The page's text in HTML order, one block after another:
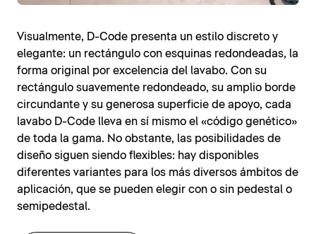
Visualmente, D-Code presenta un estilo discreto y
elegante: un rectángulo con esquinas redondeadas, la
forma original por excelencia del lavabo. Con su
rectángulo suavemente redondeado, su amplio borde
circundante y su generosa superficie de apoyo, cada
lavabo D-Code lleva en sí mismo el «código genético»
de toda la gama. No obstante, las posibilidades de
diseño siguen siendo flexibles: hay disponibles
diferentes variantes para los más diversos ámbitos de
aplicación, que se pueden elegir con o sin pedestal o
semipedestal.